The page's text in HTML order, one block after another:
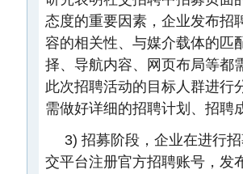
态度的重要因素，企业发布招
容的相关性、与媒介载体的匹
择、导航内容、网页布局等都
此次招聘活动的目标人群进行
需做好详细的招聘计划、招聘
3) 招募阶段，企业在进行
交平台注册官方招聘账号，发